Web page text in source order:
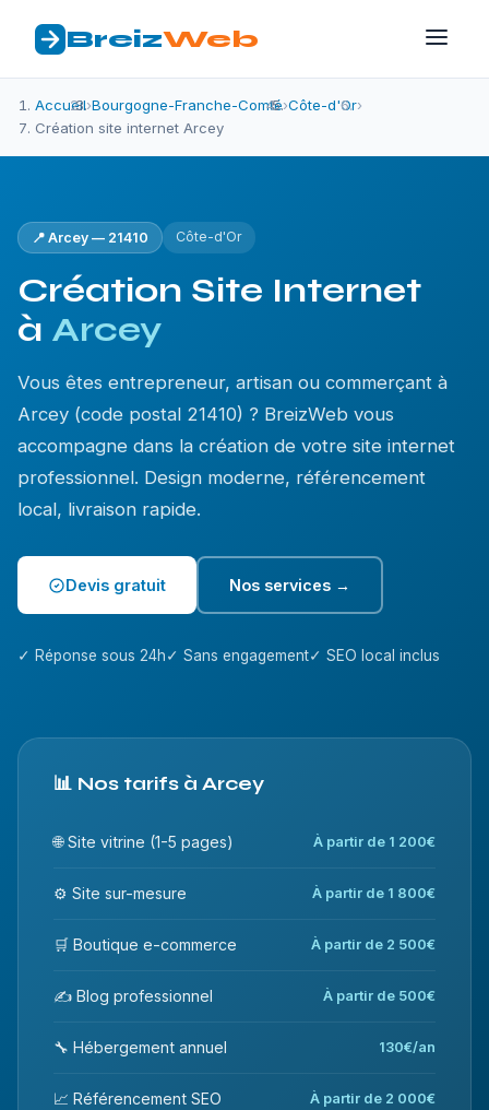
BreizWeb
Accueil›Bourgogne-Franche-Comté›Côte-d'Or›
Création site internet Arcey
📍 Arcey — 21410 Côte-d'Or
Création Site Internet
à Arcey
Vous êtes entrepreneur, artisan ou commerçant à
Arcey (code postal 21410) ? BreizWeb vous
accompagne dans la création de votre site internet
professionnel. Design moderne, référencement
local, livraison rapide.
Devis gratuit Nos services →
✓ Réponse sous 24h✓ Sans engagement✓ SEO local inclus
📊 Nos tarifs à Arcey
🌐 Site vitrine (1-5 pages) À partir de 1 200€
⚙️ Site sur-mesure À partir de 1 800€
🛒 Boutique e-commerce À partir de 2 500€
✍️ Blog professionnel À partir de 500€
🔧 Hébergement annuel 130€/an
📈 Référencement SEO À partir de 2 000€